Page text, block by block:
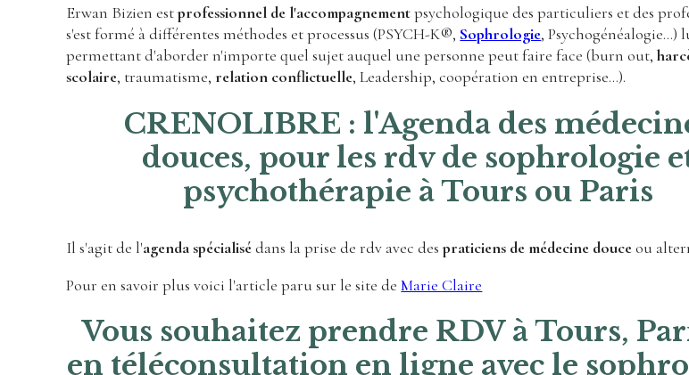
Erwan Bizien estprofessionnel de l'accompagnementpsychologique des particuliers et des
s'est formé à différentes méthodes et processus (PSYCH-K®, Sophrologie, Psychogénéalogie...)
permettant d'aborder n'importe quel sujet auquel une personne peut faire face (burn out,
scolaire, traumatisme,relation conflictuelle, Leadership, coopération en entreprise...).
CRENOLIBRE : l'Agenda des
douces, pour les rdv de sophrologie
psychothérapie à Tours ou Paris
Il s'agit de l'agenda spécialisédans la prise de rdv avec despraticiens de médecine douceou
Pour en savoir plus voici l'article paru sur le site deMarie Claire
Vous souhaitez prendre RDV à Tours,
en téléconsultation en ligne avec le